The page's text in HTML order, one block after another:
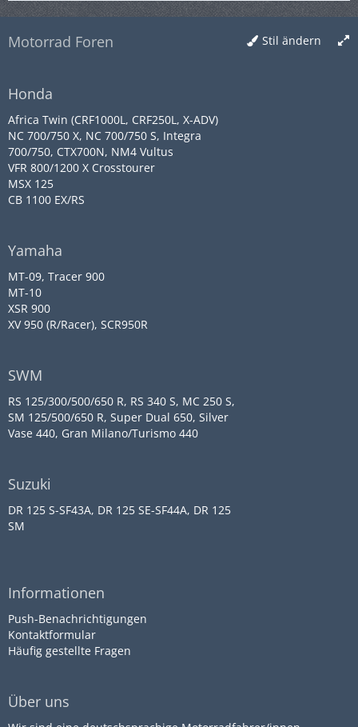
Stil ändern
Motorrad Foren
Honda
Africa Twin (CRF1000L, CRF250L, X-ADV)
NC 700/750 X, NC 700/750 S, Integra
700/750, CTX700N, NM4 Vultus
VFR 800/1200 X Crosstourer
MSX 125
CB 1100 EX/RS
Yamaha
MT-09, Tracer 900
MT-10
XSR 900
XV 950 (R/Racer), SCR950R
SWM
RS 125/300/500/650 R, RS 340 S, MC 250 S,
SM 125/500/650 R, Super Dual 650, Silver
Vase 440, Gran Milano/Turismo 440
Suzuki
DR 125 S-SF43A, DR 125 SE-SF44A, DR 125
SM
Informationen
Push-Benachrichtigungen
Kontaktformular
Häufig gestellte Fragen
Über uns